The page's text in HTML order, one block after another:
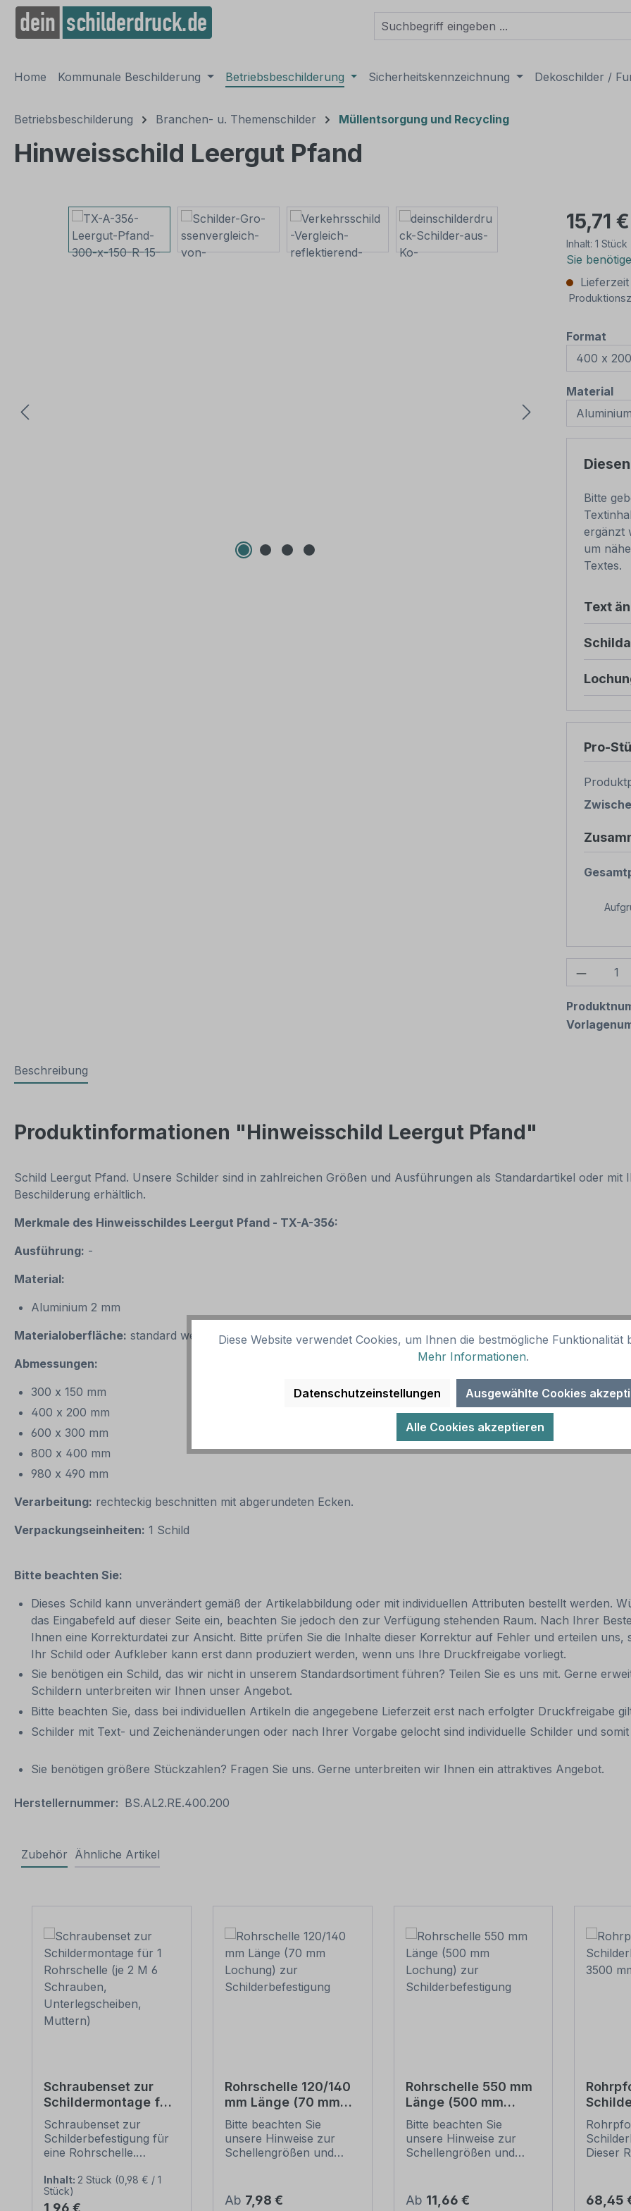
Zur Hauptnavigation springen
Home Kommunale Beschilderung Betriebsbeschilderung Sicherheitskennzeichnung Dekoschilder /
Betriebsbeschilderung Branchen- u. Themenschilder Müllentsorgung und Recycling
Hinweisschild Leergut Pfand
Bildergalerie überspringen 15,71 €
Inhalt: 1 Stück
Sie
Format
Material
Bitte
ergänzt
um
Textes.
Text
Pro-
Beschreibung
Produktinformationen "Hinweisschild Leergut Pfand"
Schild Leergut Pfand. Unsere Schilder sind in zahlreichen Größen und Ausführungen als Standardartikel oder
Beschilderung erhältlich.
Merkmale des Hinweisschildes Leergut Pfand - TX-A-356:
Ausführung: -
Material:
Aluminium 2 mm
Materialoberfläche: standard weiß
Abmessungen:
300 x 150 mm
400 x 200 mm
600 x 300 mm
800 x 400 mm
980 x 490 mm
Verarbeitung: rechteckig beschnitten mit abgerundeten Ecken.
Verpackungseinheiten: 1 Schild
Bitte beachten Sie:
Dieses Schild kann unverändert gemäß der Artikelabbildung oder mit individuellen Attributen bestellt werden.
das Eingabefeld auf dieser Seite ein, beachten Sie jedoch den zur Verfügung stehenden Raum. Nach Ihrer
Ihnen eine Korrekturdatei zur Ansicht. Bitte prüfen Sie die Inhalte dieser Korrektur auf Fehler und erteilen
Ihr Schild oder Aufkleber kann erst dann produziert werden, wenn uns Ihre Druckfreigabe vorliegt.
Sie benötigen ein Schild, das wir nicht in unserem Standardsortiment führen? Teilen Sie es uns mit. Gerne
Schildern unterbreiten wir Ihnen unser Angebot.
Bitte beachten Sie, dass bei individuellen Artikeln die angegebene Lieferzeit erst nach erfolgter Druckfreigabe
Schilder mit Text- und Zeichenänderungen oder nach Ihrer Vorgabe gelocht sind individuelle Schilder und
Sie benötigen größere Stückzahlen? Fragen Sie uns. Gerne unterbreiten wir Ihnen ein attraktives Angebot.
Herstellernummer: BS.AL2.RE.400.200
Zubehör Ähnliche Artikel
Schraubenset zur
Schildermontage für
1 Rohrschelle (je 2 M
6 Schrauben,
Unterlegscheiben,
Schraubenset zur
Schilderbefestigung für
eine Rohrschelle.
Schraubensets zur
Schilderbefestigung:
Inhalt: 2 Stück (0,98 € / 1
Stück)
Regulärer Preis:
Rohrschelle 120/140
mm Länge (70 mm
Lochung) zur
Schilderbefestigung
Bitte beachten Sie
unsere Hinweise zur
Schellengrößen und
(weiter unten).
Regulärer Preis:
Ab 7,98 €
Rohrschelle 550 mm
Länge (500 mm
Lochung) zur
Schilderbefestigung
Bitte beachten Sie
unsere Hinweise zur
Schellengrößen und
(weiter unten).
Regulärer Preis:
Ab 11,66 €
–
mm
Dieser
60 mm
68,45
Diese Website verwendet Cookies, um Ihnen die bestmögliche Funktionalität
Mehr Informationen.
Datenschutzeinstellungen Ausgewählte Cookies
Alle Cookies akzeptieren